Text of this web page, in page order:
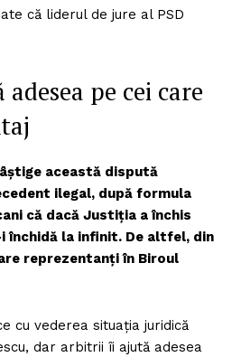
că liderul de jure al PSD
pe cei care
această dispută
ilegal, după formula
că dacă Justiția a închis
închidă la infinit. De altfel, din
reprezentanți în Biroul
cu vederea situația juridică
dar arbitrii îi ajută adesea